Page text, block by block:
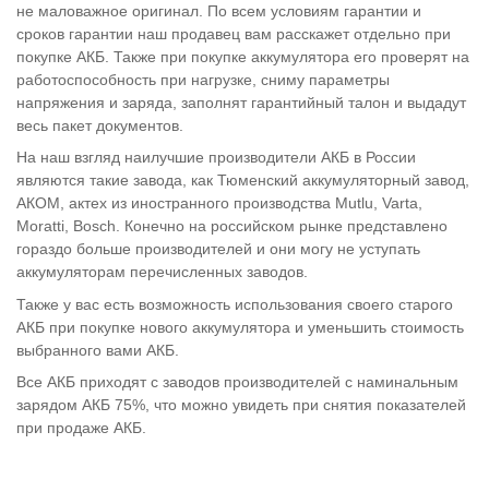
не маловажное оригинал. По всем условиям гарантии и
сроков гарантии наш продавец вам расскажет отдельно при
покупке АКБ. Также при покупке аккумулятора его проверят на
работоспособность при нагрузке, сниму параметры
напряжения и заряда, заполнят гарантийный талон и выдадут
весь пакет документов.
На наш взгляд наилучшие производители АКБ в России
являются такие завода, как Тюменский аккумуляторный завод,
АКОМ, актех из иностранного производства Mutlu, Varta,
Moratti, Bosch. Конечно на российском рынке представлено
гораздо больше производителей и они могу не уступать
аккумуляторам перечисленных заводов.
Также у вас есть возможность использования своего старого
АКБ при покупке нового аккумулятора и уменьшить стоимость
выбранного вами АКБ.
Все АКБ приходят с заводов производителей с наминальным
зарядом АКБ 75%, что можно увидеть при снятия показателей
при продаже АКБ.